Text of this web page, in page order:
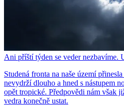
Ani příští týden se veder nezbavíme.
Studená fronta na naše území
nevydrží dlouho a hned s nástupem
opět tropické. Předpovědi nám však
vedra konečně ustat.